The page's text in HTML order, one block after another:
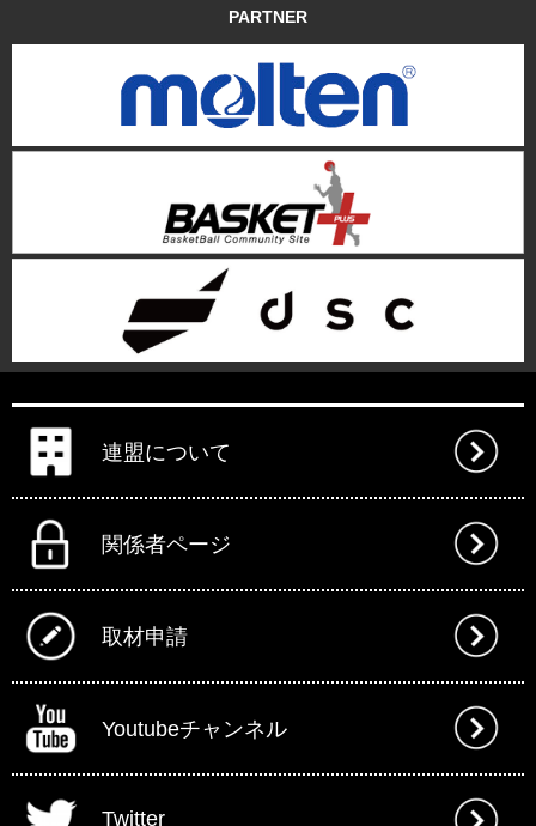
PARTNER
連盟について
関係者ページ
取材申請
Youtubeチャンネル
Twitter